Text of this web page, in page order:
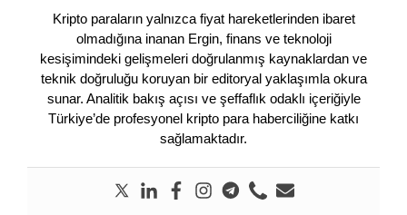
Kripto paraların yalnızca fiyat hareketlerinden ibaret
olmadığına inanan Ergin, finans ve teknoloji
kesişimindeki gelişmeleri doğrulanmış kaynaklardan ve
teknik doğruluğu koruyan bir editoryal yaklaşımla okura
sunar. Analitik bakış açısı ve şeffaflık odaklı içeriğiyle
Türkiye’de profesyonel kripto para haberciliğine katkı
sağlamaktadır.